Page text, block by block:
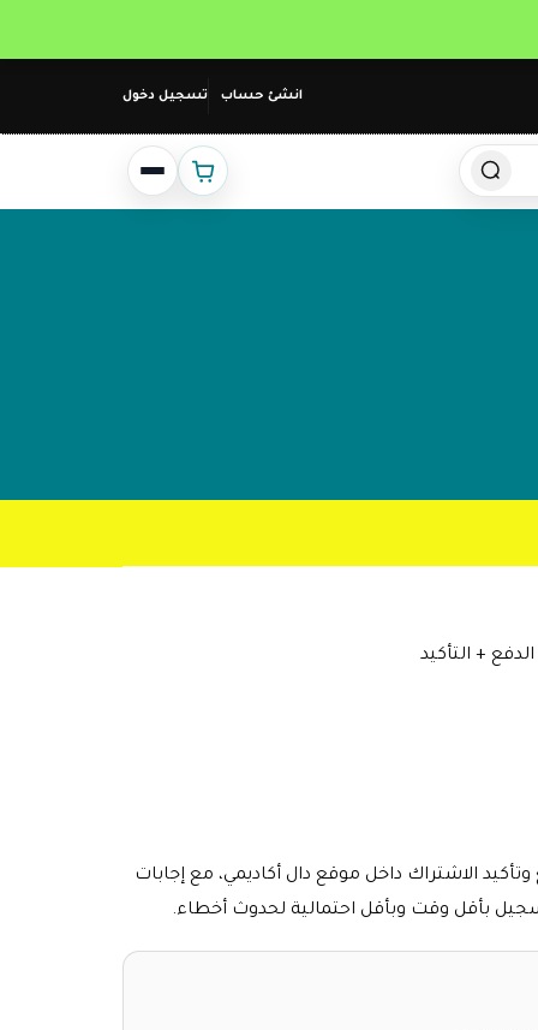
انشئ حساب تسجيل دخول
الاشتراك داخل موقع دال أكاديمي، مع إجابات
بأقل وقت وبأقل احتمالية لحدوث أخطاء.